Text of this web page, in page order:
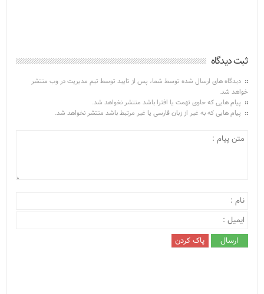
ثبت دیدگاه
دیدگاه های ارسال شده توسط شما، پس از تایید توسط تیم مدیریت در وب منتشر
خواهد شد.
پیام هایی که حاوی تهمت یا افترا باشد منتشر نخواهد شد.
پیام هایی که به غیر از زبان فارسی یا غیر مرتبط باشد منتشر نخواهد شد.